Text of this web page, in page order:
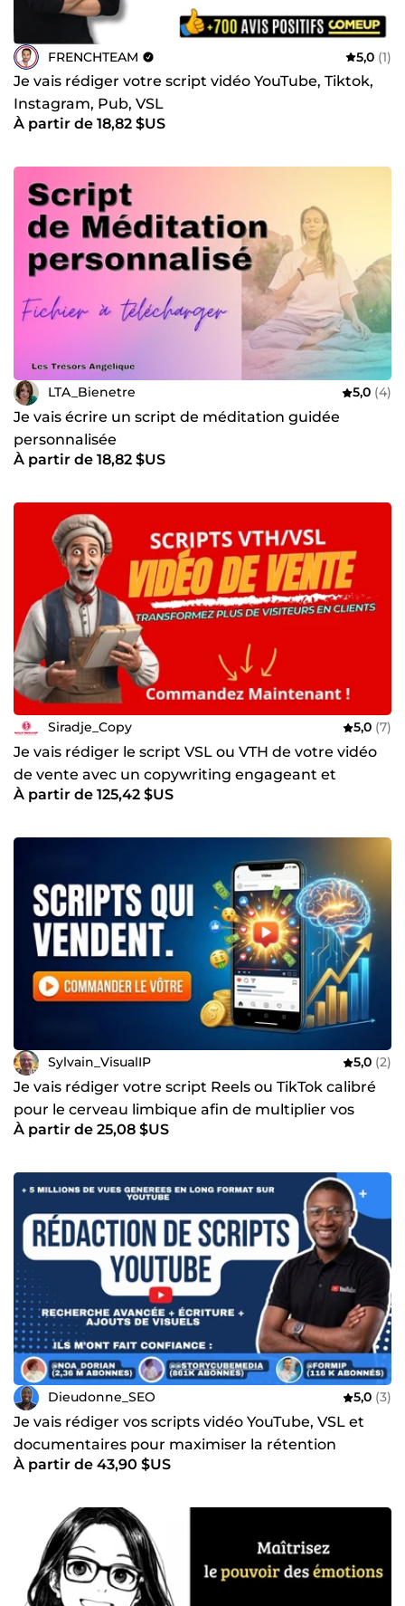
FRENCHTEAM 5,0 (1)
Je vais rédiger votre script vidéo YouTube, Tiktok,
Instagram, Pub, VSL
À partir de 18,82 $US
LTA_Bienetre 5,0 (4)
Je vais écrire un script de méditation guidée
personnalisée
À partir de 18,82 $US
Siradje_Copy 5,0 (7)
Je vais rédiger le script VSL ou VTH de votre vidéo
de vente avec un copywriting engageant et
persuasif
À partir de 125,42 $US
Sylvain_VisualIP 5,0 (2)
Je vais rédiger votre script Reels ou TikTok calibré
pour le cerveau limbique afin de multiplier vos
ventes
À partir de 25,08 $US
Dieudonne_SEO 5,0 (3)
Je vais rédiger vos scripts vidéo YouTube, VSL et
documentaires pour maximiser la rétention
À partir de 43,90 $US